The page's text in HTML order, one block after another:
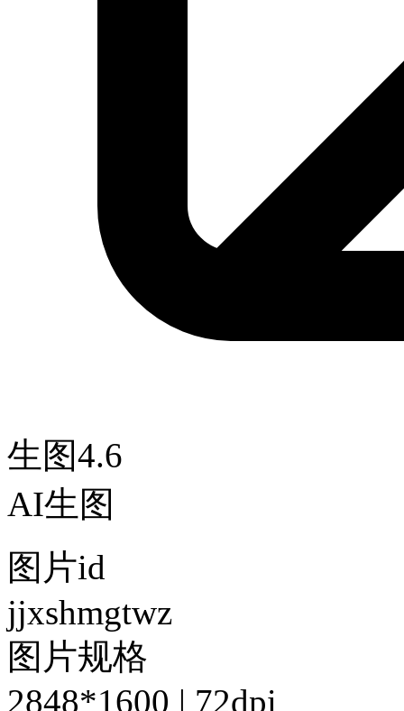
生图4.6
AI生图
图片id
jjxshmgtwz
图片规格
2848*1600 | 72dpi